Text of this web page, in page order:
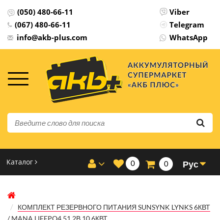
(050) 480-66-11
(067) 480-66-11
info@akb-plus.com
Viber
Telegram
WhatsApp
0 0 Рус
Каталог
КОМПЛЕКТ РЕЗЕРВНОГО ПИТАНИЯ SUNSYNK LYNKS 6КВТ
/ MANA LIFEPO4 51,2В 10,6КВТ